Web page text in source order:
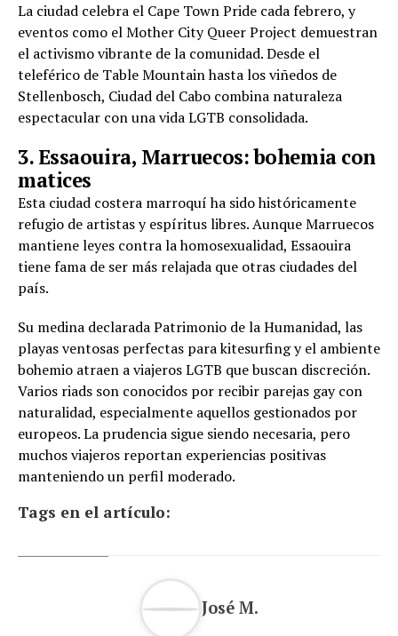
La ciudad celebra el Cape Town Pride cada febrero, y
eventos como el Mother City Queer Project demuestran
el activismo vibrante de la comunidad. Desde el
teleférico de Table Mountain hasta los viñedos de
Stellenbosch, Ciudad del Cabo combina naturaleza
espectacular con una vida LGTB consolidada.
3. Essaouira, Marruecos: bohemia con
matices
Esta ciudad costera marroquí ha sido históricamente
refugio de artistas y espíritus libres. Aunque Marruecos
mantiene leyes contra la homosexualidad, Essaouira
tiene fama de ser más relajada que otras ciudades del
país.
Su medina declarada Patrimonio de la Humanidad, las
playas ventosas perfectas para kitesurfing y el ambiente
bohemio atraen a viajeros LGTB que buscan discreción.
Varios riads son conocidos por recibir parejas gay con
naturalidad, especialmente aquellos gestionados por
europeos. La prudencia sigue siendo necesaria, pero
muchos viajeros reportan experiencias positivas
manteniendo un perfil moderado.
Tags en el artículo:
José M.